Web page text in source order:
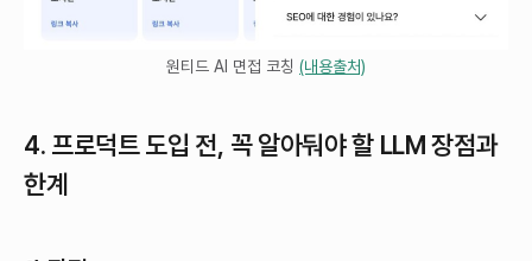
원티드 AI 면접 코칭 (내용출처)
4. 프로덕트 도입 전, 꼭 알아둬야 할 LLM 장점과
한계